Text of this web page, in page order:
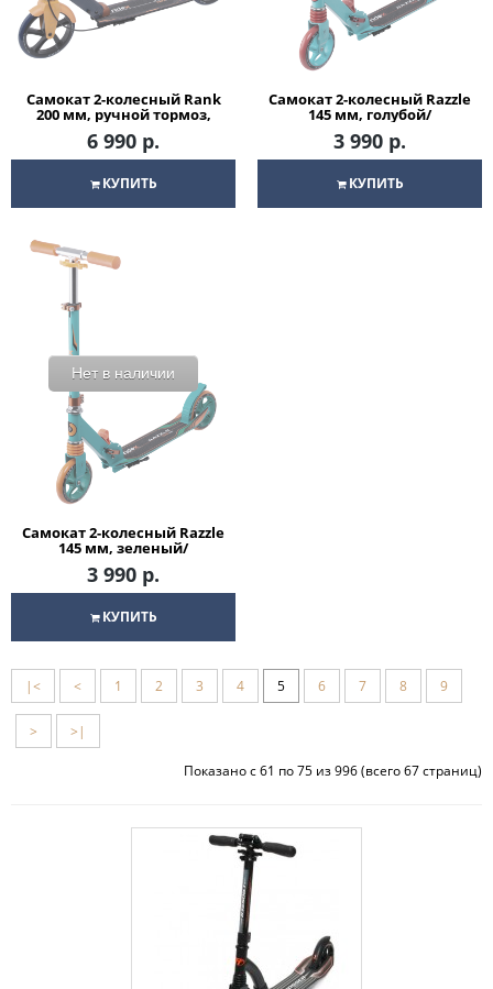
Самокат 2-колесный Rank
200 мм, ручной тормоз,
черный/оранжевый
6 990 р.
КУПИТЬ
Самокат 2-колесный Razzle
145 мм, голубой/
оранжевый
3 990 р.
КУПИТЬ
Нет в наличии
Самокат 2-колесный Razzle
145 мм, зеленый/
оранжевый
3 990 р.
КУПИТЬ
|< < 1 2 3 4 5 6 7 8 9
> >|
Показано с 61 по 75 из 996 (всего 67 страниц)